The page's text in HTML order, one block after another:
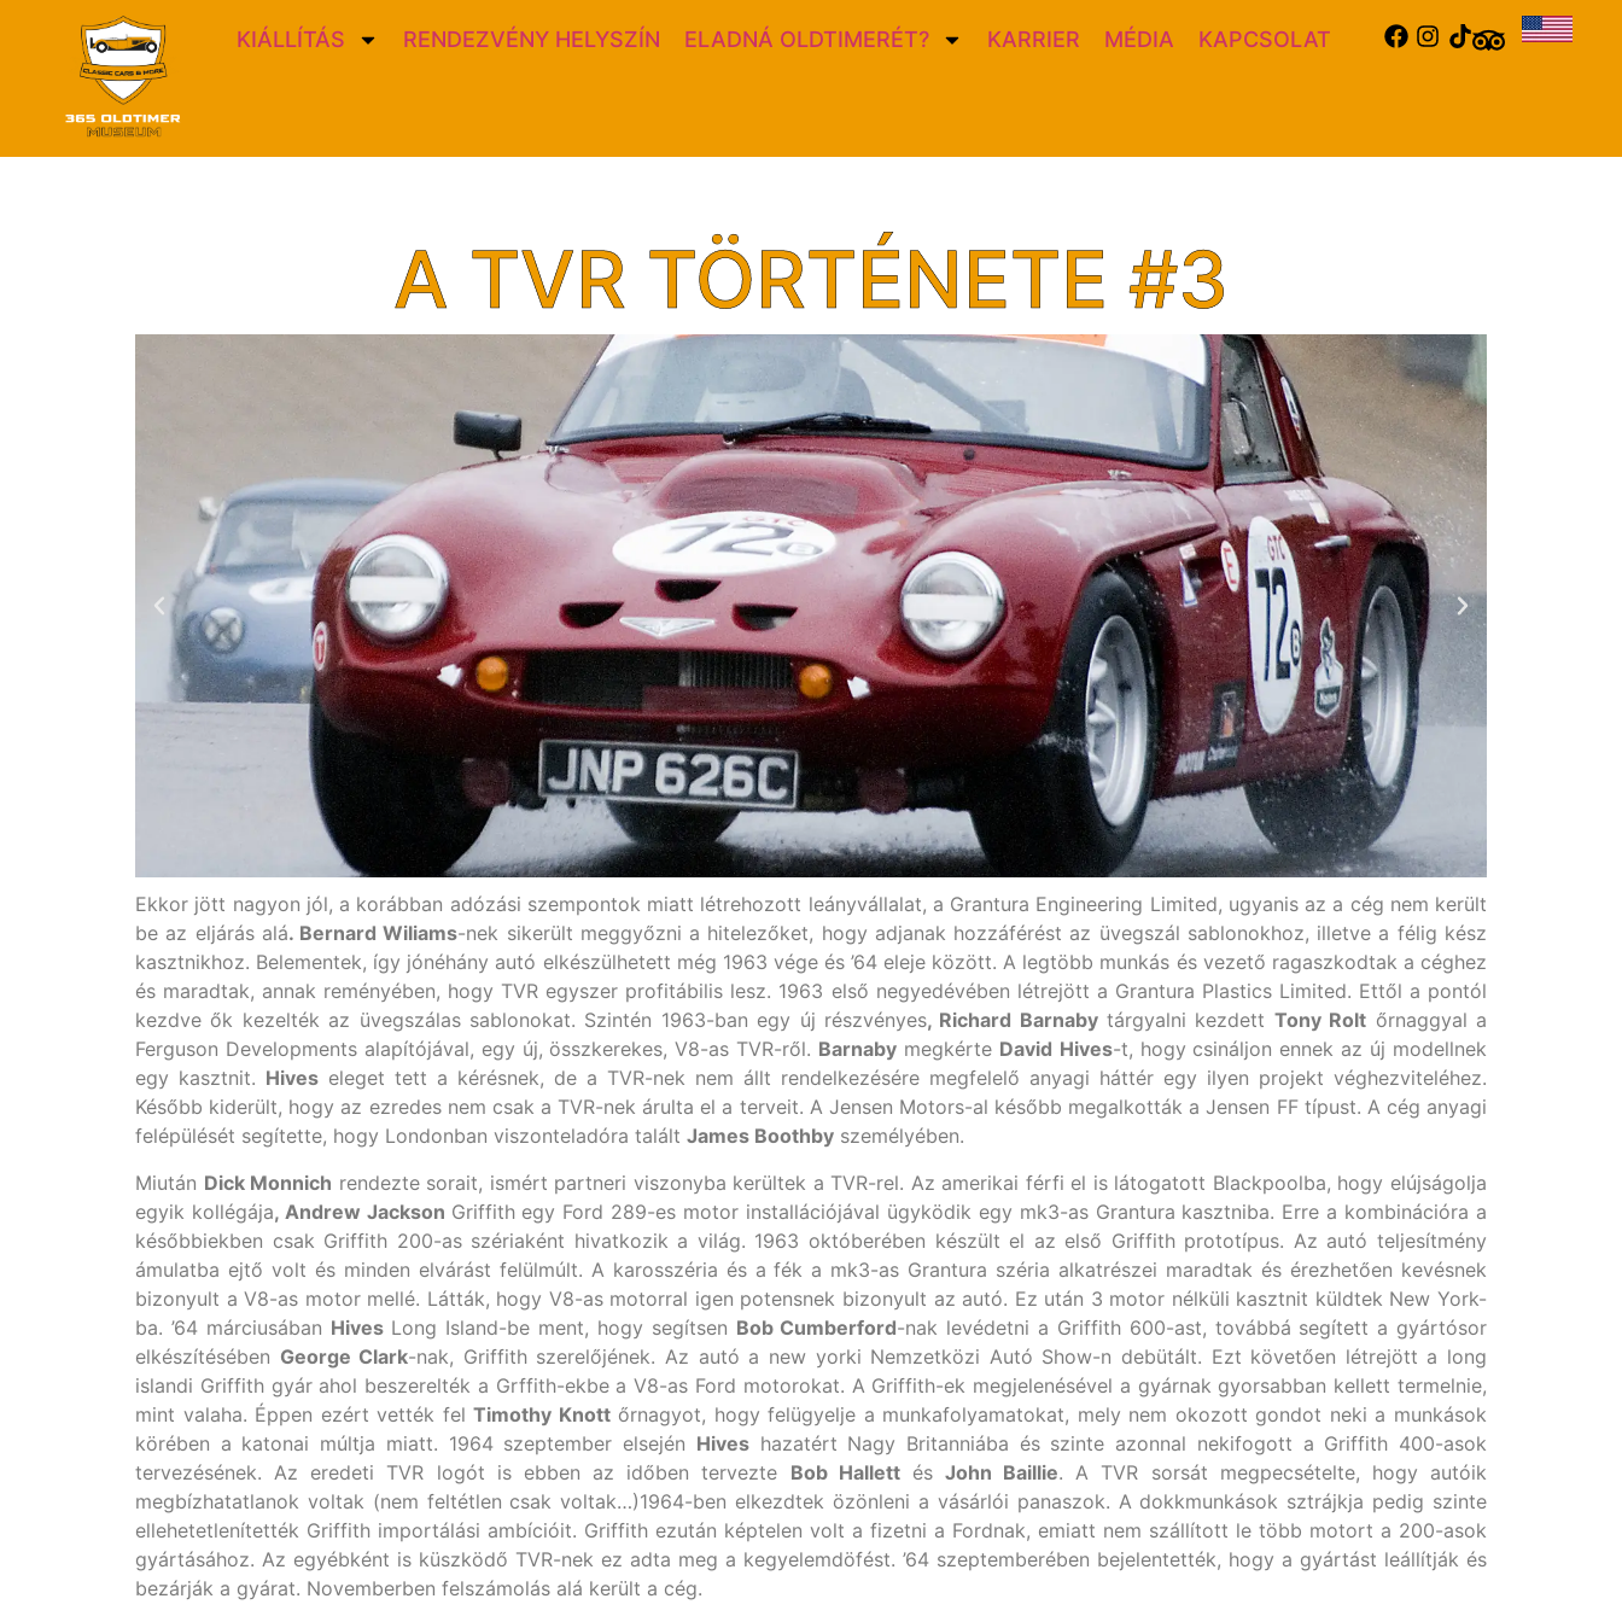
KIÁLLÍTÁS RENDEZVÉNY HELYSZÍN ELADNÁ OLDTIMERÉT? KARRIER MÉDIA KAPCSOLAT
A TVR TÖRTÉNETE #3
Ekkor jött nagyon jól, a korábban adózási szempontok miatt létrehozott leányvállalat, a Grantura Engineering Limited, ugyanis az a cég nem került
be az eljárás alá. Bernard Wiliams-nek sikerült meggyőzni a hitelezőket, hogy adjanak hozzáférést az üvegszál sablonokhoz, illetve a félig kész
kasztnikhoz. Belementek, így jónéhány autó elkészülhetett még 1963 vége és ’64 eleje között. A legtöbb munkás és vezető ragaszkodtak a céghez
és maradtak, annak reményében, hogy TVR egyszer profitábilis lesz. 1963 első negyedévében létrejött a Grantura Plastics Limited. Ettől a pontól
kezdve ők kezelték az üvegszálas sablonokat. Szintén 1963-ban egy új részvényes, Richard Barnabytárgyalni kezdett Tony Rolt őrnaggyal a
Ferguson Developments alapítójával, egy új, összkerekes, V8-as TVR-ről. Barnaby megkérte David Hives-t, hogy csináljon ennek az új modellnek
egy kasztnit. Hives eleget tett a kérésnek, de a TVR-nek nem állt rendelkezésére megfelelő anyagi háttér egy ilyen projekt véghezviteléhez.
Később kiderült, hogy az ezredes nem csak a TVR-nek árulta el a terveit. A Jensen Motors-al később megalkották a Jensen FF típust. A cég anyagi
felépülését segítette, hogy Londonban viszonteladóra talált James Boothby személyében.
Miután Dick Monnich rendezte sorait, ismért partneri viszonyba kerültek a TVR-rel. Az amerikai férfi el is látogatott Blackpoolba, hogy elújságolja
egyik kollégája, Andrew Jackson Griffith egy Ford 289-es motor installációjával ügyködik egy mk3-as Grantura kasztniba. Erre a kombinációra a
későbbiekben csak Griffith 200-as szériaként hivatkozik a világ. 1963 októberében készült el az első Griffith prototípus. Az autó teljesítmény
ámulatba ejtő volt és minden elvárást felülmúlt. A karosszéria és a fék a mk3-as Grantura széria alkatrészei maradtak és érezhetően kevésnek
bizonyult a V8-as motor mellé. Látták, hogy V8-as motorral igen potensnek bizonyult az autó. Ez után 3 motor nélküli kasztnit küldtek New York-
ba. ’64 márciusában HivesLong Island-be ment, hogy segítsen Bob Cumberford-nak levédetni a Griffith 600-ast, továbbá segített a gyártósor
elkészítésében George Clark-nak, Griffith szerelőjének. Az autó a new yorki Nemzetközi Autó Show-n debütált. Ezt követően létrejött a long
islandi Griffith gyár ahol beszerelték a Grffith-ekbe a V8-as Ford motorokat. A Griffith-ek megjelenésével a gyárnak gyorsabban kellett termelnie,
mint valaha. Éppen ezért vették felTimothy Knottőrnagyot, hogy felügyelje a munkafolyamatokat, mely nem okozott gondot neki a munkások
körében a katonai múltja miatt. 1964 szeptember elsején Hiveshazatért Nagy Britanniába és szinte azonnal nekifogott a Griffith 400-asok
tervezésének. Az eredeti TVR logót is ebben az időben tervezte Bob Hallettés John Baillie. A TVR sorsát megpecsételte, hogy autóik
megbízhatatlanok voltak (nem feltétlen csak voltak…)1964-ben elkezdtek özönleni a vásárlói panaszok. A dokkmunkások sztrájkja pedig szinte
ellehetetlenítették Griffith importálási ambícióit. Griffith ezután képtelen volt a fizetni a Fordnak, emiatt nem szállított le több motort a 200-asok
gyártásához. Az egyébként is küszködő TVR-nek ez adta meg a kegyelemdöfést. ’64 szeptemberében bejelentették, hogy a gyártást leállítják és
bezárják a gyárat. Novemberben felszámolás alá került a cég.